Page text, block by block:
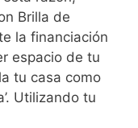
Brilla de
la financiación
espacio de tu
tu casa como
Utilizando tu